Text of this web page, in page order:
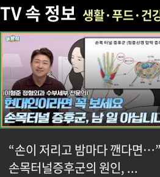
TV 속 정보 생활·푸드·건
“손이 저리고 밤마다 깬다면…”
손목터널증후군의 원인, ...